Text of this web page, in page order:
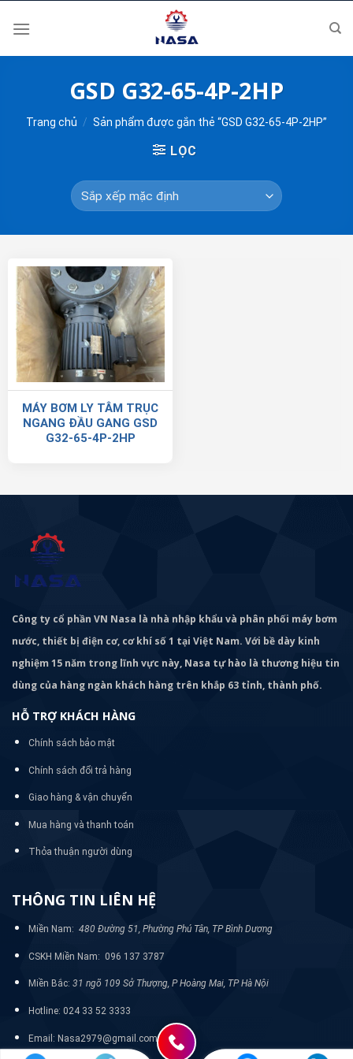
GSD G32-65-4P-2HP
Trang chủ / Sản phẩm được gắn thẻ “GSD G32-65-4P-2HP”
LỌC
MÁY BƠM LY TÂM TRỤC
NGANG ĐẦU GANG GSD
G32-65-4P-2HP
Công ty cổ phần VN Nasa là nhà nhập khẩu và phân phối máy bơm
nước, thiết bị điện cơ, cơ khí số 1 tại Việt Nam. Với bề dày kinh
nghiệm 15 năm trong lĩnh vực này, Nasa tự hào là thương hiệu tin
dùng của hàng ngàn khách hàng trên khắp 63 tỉnh, thành phố.
HỖ TRỢ KHÁCH HÀNG
Chính sách bảo mật
Chính sách đổi trả hàng
Giao hàng & vận chuyển
Mua hàng và thanh toán
Thỏa thuận người dùng
THÔNG TIN LIÊN HỆ
Miền Nam: 480 Đường 51, Phường Phú Tân, TP Bình Dương
CSKH Miền Nam: 096 137 3787
Miền Bắc: 31 ngõ 109 Sở Thượng, P Hoàng Mai, TP Hà Nội
Hotline: 024 33 52 3333
Email: Nasa2979@gmail.com